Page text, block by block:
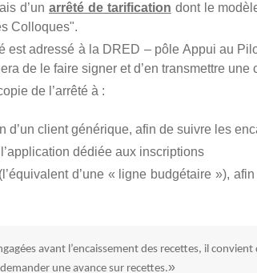
d’unarrêté de tarification dont le
Colloques".
est adressé à la DRED – pôle Appui au
de le faire signer et d’en transmettre une
de l’arrêté à :
d’un client générique, afin de suivre les
dédiée aux inscriptions
d’une « ligne budgétaire »),
avant l’encaissement des recettes, il
une avance sur recettes.